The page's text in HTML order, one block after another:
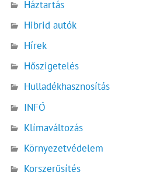
Háztartás
Hibrid autók
Hírek
Hőszigetelés
Hulladékhasznosítás
INFÓ
Klímaváltozás
Környezetvédelem
Korszerűsítés